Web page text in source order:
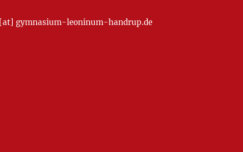
gymnasium-leoninum-handrup.de